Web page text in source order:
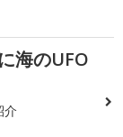
海のUFO
介